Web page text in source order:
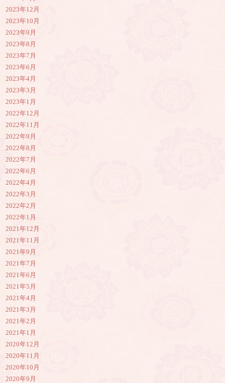
2023年12月
2023年10月
2023年9月
2023年8月
2023年7月
2023年6月
2023年4月
2023年3月
2023年1月
2022年12月
2022年11月
2022年9月
2022年8月
2022年7月
2022年6月
2022年4月
2022年3月
2022年2月
2022年1月
2021年12月
2021年11月
2021年9月
2021年7月
2021年6月
2021年5月
2021年4月
2021年3月
2021年2月
2021年1月
2020年12月
2020年11月
2020年10月
2020年9月